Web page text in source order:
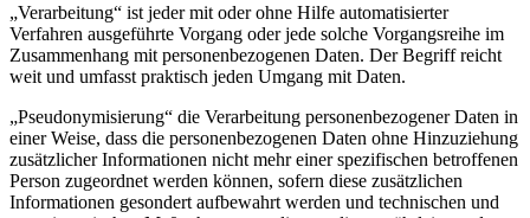
„Verarbeitung“ ist jeder mit oder ohne Hilfe automatisierter
Verfahren ausgeführte Vorgang oder jede solche Vorgangsreihe im
Zusammenhang mit personenbezogenen Daten. Der Begriff reicht
weit und umfasst praktisch jeden Umgang mit Daten.
„Pseudonymisierung“ die Verarbeitung personenbezogener Daten in
einer Weise, dass die personenbezogenen Daten ohne Hinzuziehung
zusätzlicher Informationen nicht mehr einer spezifischen betroffenen
Person zugeordnet werden können, sofern diese zusätzlichen
Informationen gesondert aufbewahrt werden und technischen und